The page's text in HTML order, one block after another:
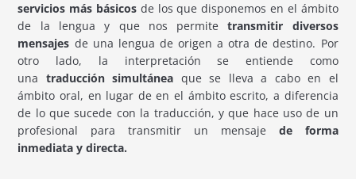
servicios más básicos de los que disponemos en el ámbito
de la lengua y que nos permitetransmitir diversos
mensajes de una lengua de origen a otra de destino. Por
otro lado, la interpretación se entiende como
una traducción simultánea que se lleva a cabo en el
ámbito oral, en lugar de en el ámbito escrito, a diferencia
de lo que sucede con la traducción, y que hace uso de un
profesional para transmitir un mensaje de forma
inmediata y directa.